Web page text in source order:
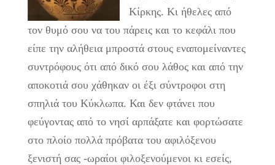
Κίρκης. Κι ήθελες από
τον θυμό σου να του πάρεις και το κεφάλι που
είπε την αλήθεια μπροστά στους εναπομείναντες
συντρόφους ότι από δικό σου λάθος και από την
αποκοτιά σου χάθηκαν οι έξι σύντροφοι στη
σπηλιά του Κύκλωπα. Και δεν φτάνει που
φεύγοντας από το νησί αρπάξατε και φορτώσατε
στο πλοίο πολλά πρόβατα του αφιλόξενου
ξενιστή σας -ωραίοι φιλοξενούμενοι κι εσείς,